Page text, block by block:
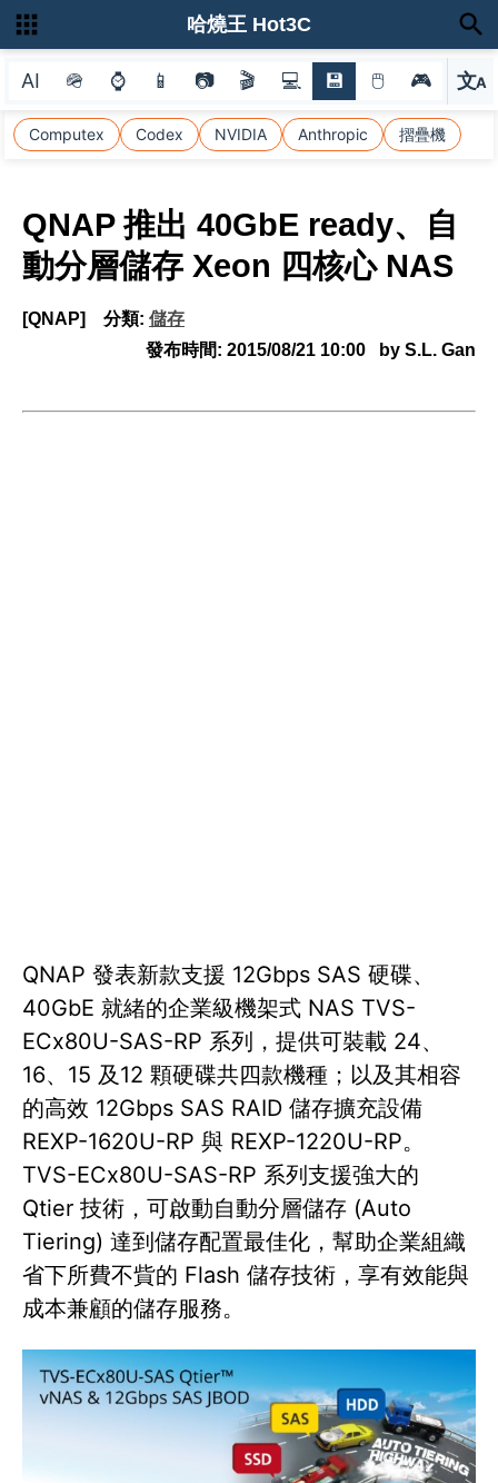
AI 🪖 ⌚ 📱 📷 🎬 💻 💾 🖱 🎮 文A
選
Computex Codex NVIDIA Anthropic 摺疊機
哈燒王 Hot3C
QNAP 推出 40GbE ready、自
動分層儲存 Xeon 四核心 NAS
[QNAP] 分類: 儲存
發布時間: 2015/08/21 10:00 by S.L. Gan
QNAP 發表新款支援 12Gbps SAS 硬碟、
40GbE 就緒的企業級機架式 NAS TVS-
ECx80U-SAS-RP 系列，提供可裝載 24、
16、15 及12 顆硬碟共四款機種；以及其相容
的高效 12Gbps SAS RAID 儲存擴充設備
REXP-1620U-RP 與 REXP-1220U-RP。
TVS-ECx80U-SAS-RP 系列支援強大的
Qtier 技術，可啟動自動分層儲存 (Auto
Tiering) 達到儲存配置最佳化，幫助企業組織
省下所費不貲的 Flash 儲存技術，享有效能與
成本兼顧的儲存服務。